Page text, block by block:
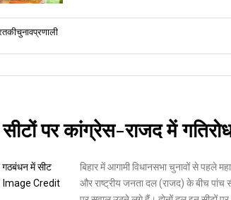
पर कांग्रेस-राजद में
बिहार में आगामी विधानसभा चुनावों से पहले
और राष्ट्रीय जनता दल (राजद) के बीच